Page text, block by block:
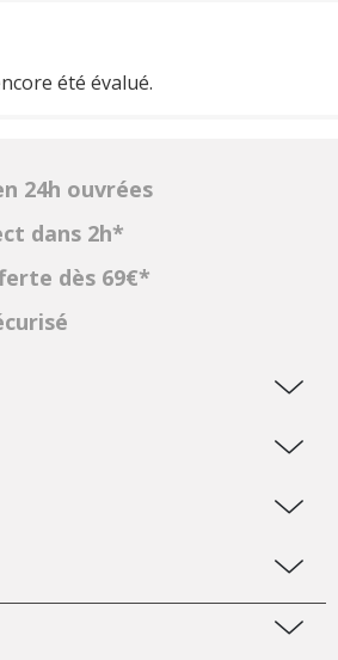
été évalué.
24h ouvrées
dans 2h*
dès 69€*